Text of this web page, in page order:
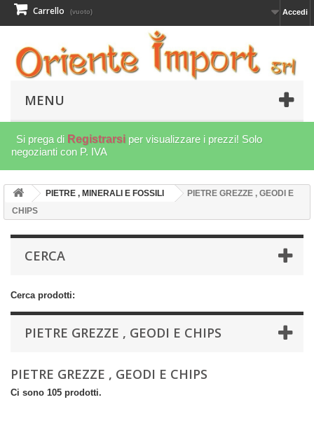
Accedi
Carrello (vuoto)
MENU
Si prega di Registrarsi per visualizzare i prezzi! Solo
negozianti con P. IVA
PIETRE , MINERALI E FOSSILI
PIETRE GREZZE , GEODI E
CHIPS
CERCA
Cerca prodotti:
PIETRE GREZZE , GEODI E CHIPS
PIETRE GREZZE , GEODI E CHIPS
Ci sono 105 prodotti.